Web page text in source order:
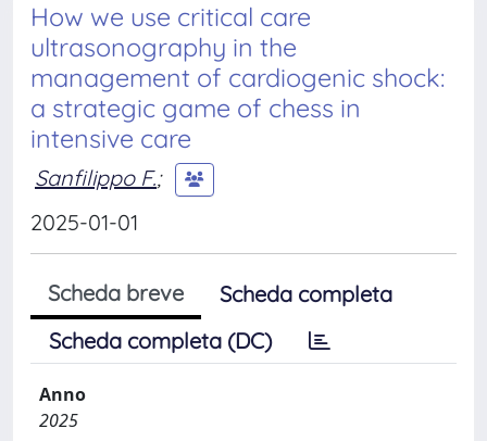
How we use critical care
ultrasonography in the
management of cardiogenic shock:
a strategic game of chess in
intensive care
Sanfilippo F.;
2025-01-01
Scheda breve
Scheda completa
Scheda completa (DC)
Anno
2025